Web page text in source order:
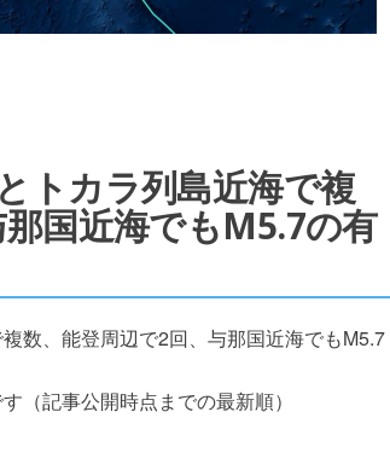
トカラ列島近海で複
国近海でもM5.7の有
数、能登周辺で2回、与那国近海でもM5.7
（記事公開時点までの最新順）